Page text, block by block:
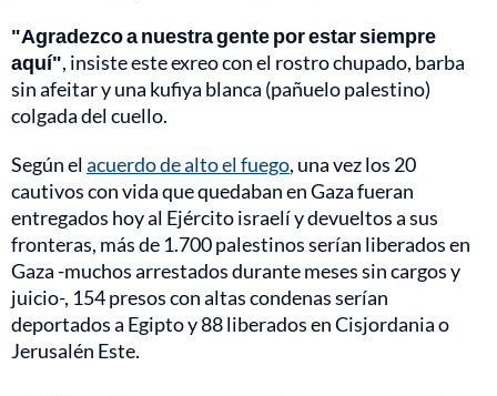
"Agradezco a nuestra gente por estar siempre
aquí", insiste este exreo con el rostro chupado, barba
sin afeitar y una kufiya blanca (pañuelo palestino)
colgada del cuello.
Según elacuerdo de alto el fuego, una vez los 20
cautivos con vida que quedaban en Gaza fueran
entregados hoy al Ejército israelí y devueltos a sus
fronteras, más de 1.700 palestinos serían liberados en
Gaza -muchos arrestados durante meses sin cargos y
juicio-, 154 presos con altas condenas serían
deportados a Egipto y 88 liberados en Cisjordania o
Jerusalén Este.